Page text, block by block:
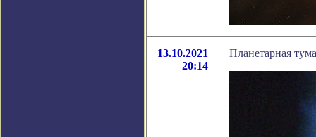
13.10.2021
20:14
Планетарная